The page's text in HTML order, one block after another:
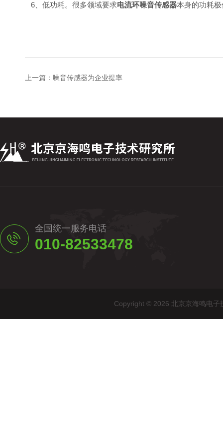
6、低功耗。很多领域要求电流环噪音传感器本身的功耗
上一篇： 噪音传感器为企业提率
全国统一服务电话
010-82533478
Copyright © 2026 北京京海鸣电